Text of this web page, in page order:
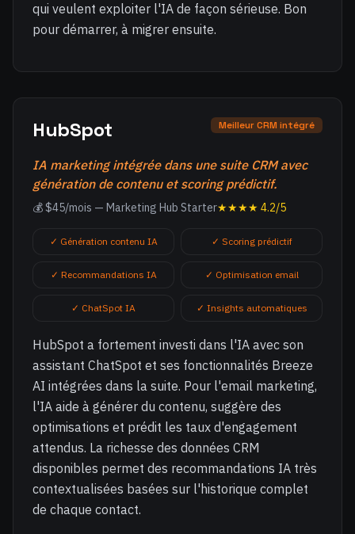
qui veulent exploiter l'IA de façon sérieuse. Bon
pour démarrer, à migrer ensuite.
HubSpot Meilleur CRM intégré
IA marketing intégrée dans une suite CRM avec
génération de contenu et scoring prédictif.
💰 $45/mois — Marketing Hub Starter★★★★ 4.2/5
✓ Génération contenu IA ✓ Scoring prédictif
✓ Recommandations IA ✓ Optimisation email
✓ ChatSpot IA ✓ Insights automatiques
HubSpot a fortement investi dans l'IA avec son
assistant ChatSpot et ses fonctionnalités Breeze
AI intégrées dans la suite. Pour l'email marketing,
l'IA aide à générer du contenu, suggère des
optimisations et prédit les taux d'engagement
attendus. La richesse des données CRM
disponibles permet des recommandations IA très
contextualisées basées sur l'historique complet
de chaque contact.